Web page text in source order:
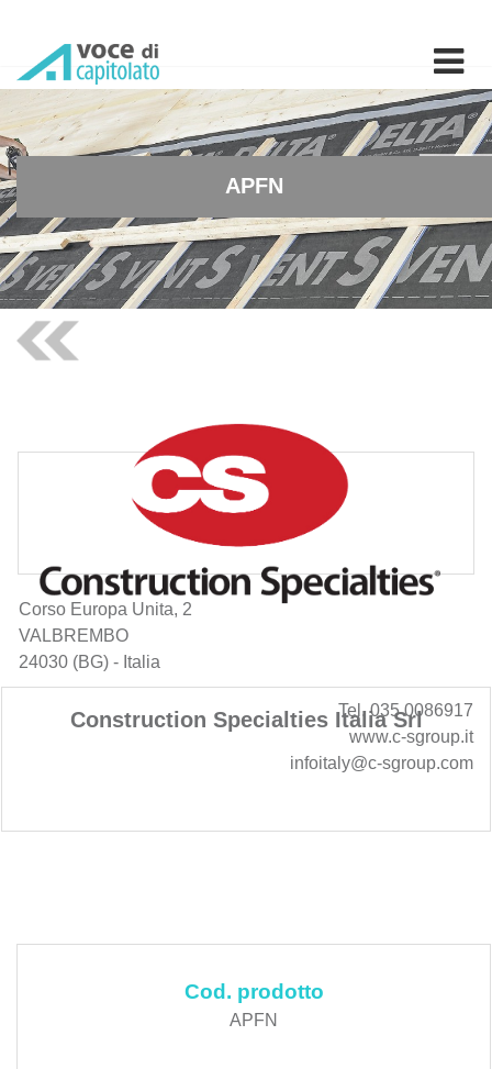
APFN
Construction Specialties Italia Srl
Corso Europa Unita, 2
VALBREMBO
24030 (BG) - Italia
Tel. 035 0086917
www.c-sgroup.it
infoitaly@c-sgroup.com
Cod. prodotto
APFN